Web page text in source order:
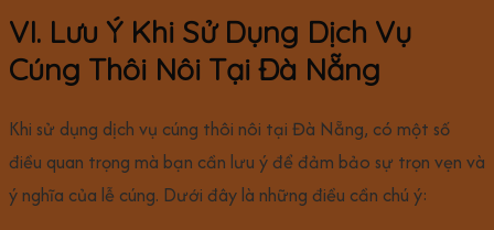
VI. Lưu Ý Khi Sử Dụng Dịch Vụ
Cúng Thôi Nôi Tại Đà Nẵng
Khi sử dụng dịch vụ cúng thôi nôi tại Đà Nẵng, có một số
điều quan trọng mà bạn cần lưu ý để đảm bảo sự trọn vẹn và
ý nghĩa của lễ cúng. Dưới đây là những điều cần chú ý: